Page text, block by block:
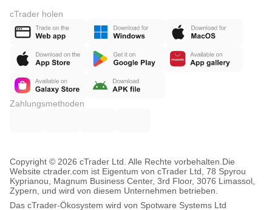
cTrader holen
Zahlungsmethoden
Copyright © 2026 cTrader Ltd. Alle Rechte vorbehalten. Die
Website ctrader.com ist Eigentum von cTrader Ltd, 78 Spyrou
Kyprianou, Magnum Business Center, 3rd Floor, 3076 Limassol,
Zypern, und wird von diesem Unternehmen betrieben.
Das cTrader-Ökosystem wird von Spotware Systems Ltd